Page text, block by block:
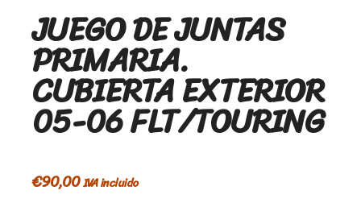
JUEGO DE JUNTAS
PRIMARIA.
CUBIERTA EXTERIOR
05-06 FLT/TOURING
€90,00IVA incluido